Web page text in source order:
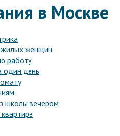
в Москве
женщин
работу
один день
школы вечером